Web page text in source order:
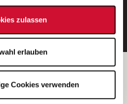
zulassen
erlauben
Cookies verwenden
eintragen
GmbH